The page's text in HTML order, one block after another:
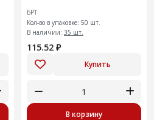
БРТ
Кол-во в упаковке: 50 шт.
В наличии: 35 шт.
115.52 ₽
Купить
В корзину